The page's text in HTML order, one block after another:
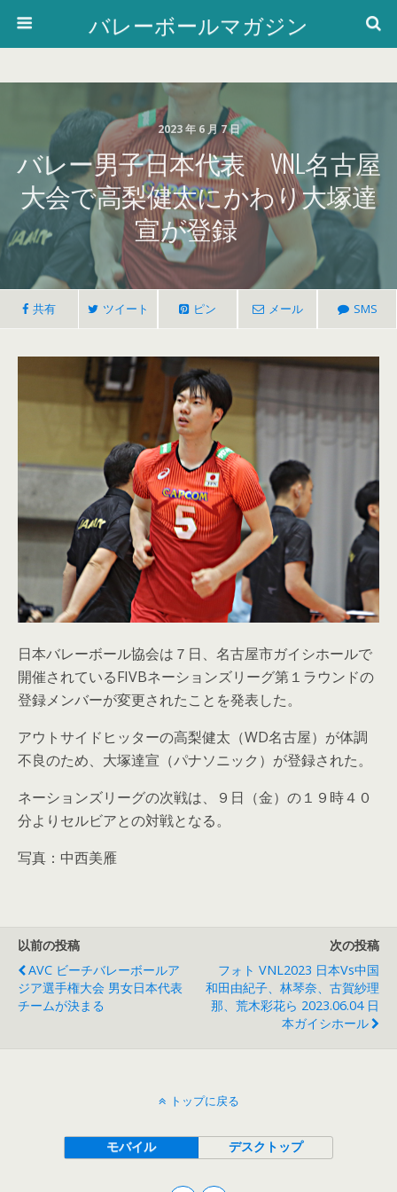
バレーボールマガジン
2023 年 6 月 7 日
バレー男子日本代表 VNL名古屋
大会で高梨健太にかわり大塚達
宣が登録
共有 ツイート ピン メール SMS
日本バレーボール協会は７日、名古屋市ガイシホールで
開催されているFIVBネーションズリーグ第１ラウンドの
登録メンバーが変更されたことを発表した。
アウトサイドヒッターの高梨健太（WD名古屋）が体調
不良のため、大塚達宣（パナソニック）が登録された。
ネーションズリーグの次戦は、９日（金）の１９時４０
分よりセルビアとの対戦となる。
写真：中西美雁
以前の投稿
AVC ビーチバレーボールア
ジア選手権大会 男女日本代表
チームが決まる
次の投稿
フォト VNL2023 日本vs中国
和田由紀子、林琴奈、古賀紗理
那、荒木彩花ら 2023.06.04 日
本ガイシホール
トップに戻る
モバイル デスクトップ